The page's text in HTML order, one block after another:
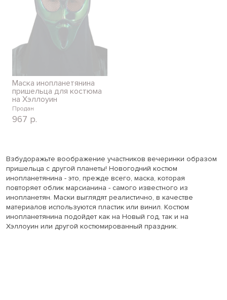
Взбудоражьте воображение участников вечеринки образом
пришельца с другой планеты! Новогодний костюм
инопланетянина - это, прежде всего, маска, которая
повторяет облик марсианина - самого известного из
инопланетян. Маски выглядят реалистично, в качестве
материалов используются пластик или винил. Костюм
инопланетянина подойдет как на Новый год, так и на
Хэллоуин или другой костюмированный праздник.
Маска инопланетянина
пришельца для костюма
на Хэллоуин
Продан
967 р.